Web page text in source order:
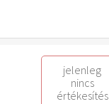
jelenleg
nincs
értékesítés